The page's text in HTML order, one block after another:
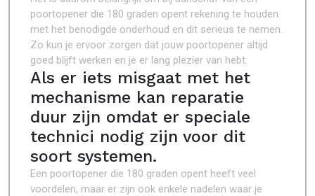
poortopener die 180 graden opent rekening te houden
met het benodigde onderhoud en dit serieus te nemen.
Zo kun je ervoor zorgen dat jouw poortopener altijd
goed blijft werken en je er lang plezier van hebt.
Als er iets misgaat met het
mechanisme kan reparatie
duur zijn omdat er speciale
technici nodig zijn voor dit
soort systemen.
Een poortopener die 180 graden opent heeft veel
voordelen, maar er zijn ook enkele nadelen waar je